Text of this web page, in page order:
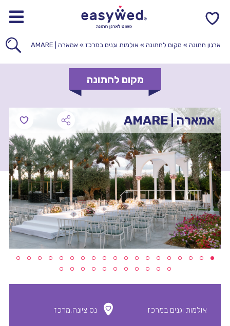
0
ארגון חתונה» מקום לחתונה» אולמות וגנים במרכז» אמארה | AMARE
מקום לחתונה
אמארה | AMARE
אולמות וגנים במרכז נס ציונה,מרכז